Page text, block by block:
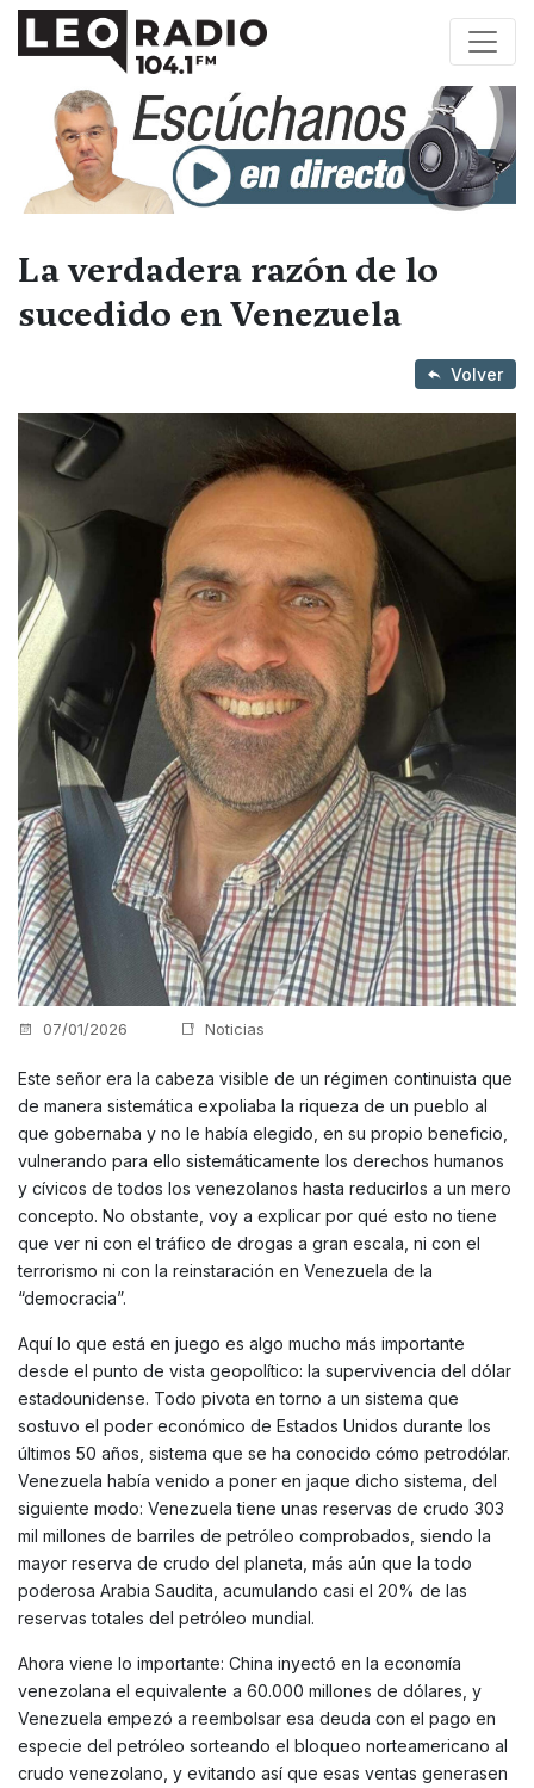
La verdadera razón de lo
sucedido en Venezuela
Volver
07/01/2026 Noticias
Este señor era la cabeza visible de un régimen continuista que
de manera sistemática expoliaba la riqueza de un pueblo al
que gobernaba y no le había elegido, en su propio beneficio,
vulnerando para ello sistemáticamente los derechos humanos
y cívicos de todos los venezolanos hasta reducirlos a un mero
concepto. No obstante, voy a explicar por qué esto no tiene
que ver ni con el tráfico de drogas a gran escala, ni con el
terrorismo ni con la reinstaración en Venezuela de la
“democracia”.
Aquí lo que está en juego es algo mucho más importante
desde el punto de vista geopolítico: la supervivencia del dólar
estadounidense. Todo pivota en torno a un sistema que
sostuvo el poder económico de Estados Unidos durante los
últimos 50 años, sistema que se ha conocido cómo petrodólar.
Venezuela había venido a poner en jaque dicho sistema, del
siguiente modo: Venezuela tiene unas reservas de crudo 303
mil millones de barriles de petróleo comprobados, siendo la
mayor reserva de crudo del planeta, más aún que la todo
poderosa Arabia Saudita, acumulando casi el 20% de las
reservas totales del petróleo mundial.
Ahora viene lo importante: China inyectó en la economía
venezolana el equivalente a 60.000 millones de dólares, y
Venezuela empezó a reembolsar esa deuda con el pago en
especie del petróleo sorteando el bloqueo norteamericano al
crudo venezolano, y evitando así que esas ventas generasen